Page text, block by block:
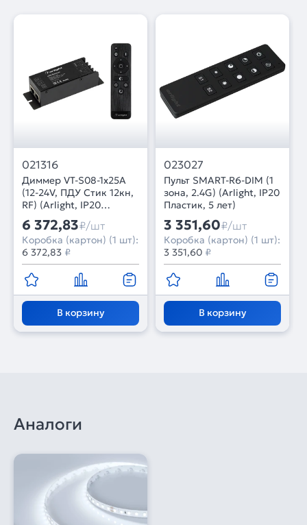
021316
Диммер VT-S08-1x25A
(12-24V, ПДУ Стик 12кн,
RF) (Arlight, IP20
Металл, 3 года)
6 372,83₽/шт
Коробка (картон) (1 шт):
6 372,83 ₽
В корзину
023027
Пульт SMART-R6-DIM (1
зона, 2.4G) (Arlight, IP20
Пластик, 5 лет)
3 351,60₽/шт
Коробка (картон) (1 шт):
3 351,60 ₽
В корзину
Аналоги